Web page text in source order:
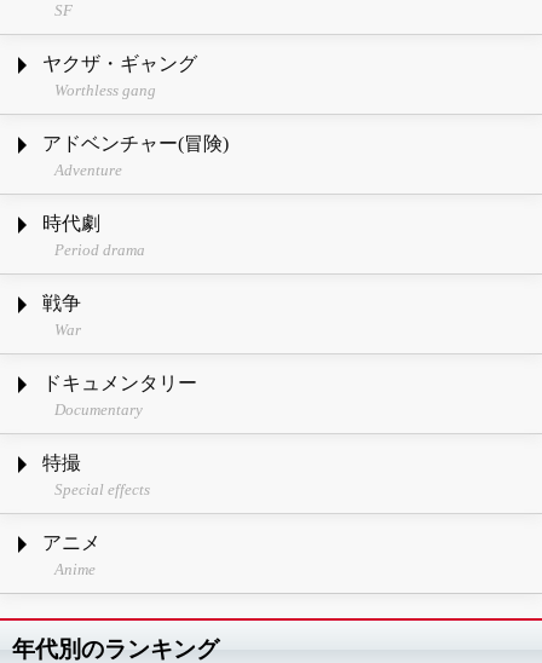
SF
ヤクザ・ギャング
Worthless gang
アドベンチャー(冒険)
Adventure
時代劇
Period drama
戦争
War
ドキュメンタリー
Documentary
特撮
Special effects
アニメ
Anime
年代別のランキング